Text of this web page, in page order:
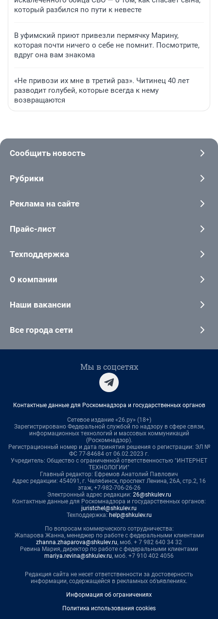
который разбился по пути к невесте
В уфимский приют привезли пермячку Марину,
которая почти ничего о себе не помнит. Посмотрите,
вдруг она вам знакома
«Не привози их мне в третий раз». Читинец 40 лет
разводит голубей, которые всегда к нему
возвращаются
Сообщить новость
Рубрики
Реклама на сайте
Прайс-лист
Техподдержка
О компании
Наши вакансии
Все города сети
Мы в соцсетях
Контактные данные для Роскомнадзора и государственных органов
Сетевое издание «26.ру» (18+)
Зарегистрировано Федеральной службой по надзору в сфере связи,
информационных технологий и массовых коммуникаций
(Роскомнадзор).
Регистрационный номер и дата принятия решения о регистрации: ЭЛ №
ФС 77-84684 от 06.02.2023 г.
Учредитель: Общество с ограниченной ответственностью "ИНТЕРНЕТ
ТЕХНОЛОГИИ"
Главный редактор: Ефремов Анатолий Павлович
Адрес редакции: 454091, г. Челябинск, проспект Ленина, 26А, стр.2, 16
этаж, +7-982-706-26-26
Электронный адрес редакции: 26@shkulev.ru
Контактные данные для Роскомнадзора и государственных органов:
juristchel@shkulev.ru
Техподдержка: help@shkulev.ru
По вопросам коммерческого сотрудничества:
Жапарова Жанна, менеджер по работе с федеральными клиентами
zhanna.zhaparova@shkulev.ru, моб. + 7 982 640 34 32
Ревина Мария, директор по работе с федеральными клиентами
mariya.revina@shkulev.ru, моб. +7 910 402 4056
Редакция сайта не несет ответственности за достоверность
информации, содержащейся в рекламных объявлениях.
Информация об ограничениях
Политика использования cookies